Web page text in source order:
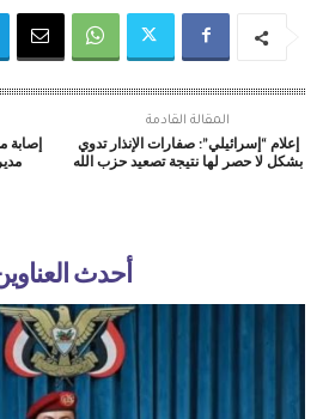
إصابة
المقالة القادمة
إعلام “إسرائيلي”: صفارات الإنذار تدوي
بشكل لا حصر لها نتيجة تصعيد حزب الله
أحدث